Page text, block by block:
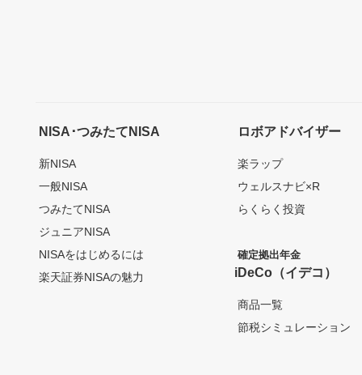
NISA･つみたてNISA
新NISA
一般NISA
つみたてNISA
ジュニアNISA
NISAをはじめるには
楽天証券NISAの魅力
ロボアドバイザー
楽ラップ
ウェルスナビ×R
らくらく投資
確定拠出年金
iDeCo（イデコ）
商品一覧
節税シミュレーション